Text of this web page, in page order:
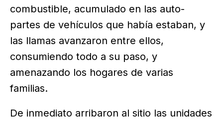
combustible, acumulado en las auto-
partes de vehículos que había estaban, y
las llamas avanzaron entre ellos,
consumiendo todo a su paso, y
amenazando los hogares de varias
familias.
De inmediato arribaron al sitio las unidades